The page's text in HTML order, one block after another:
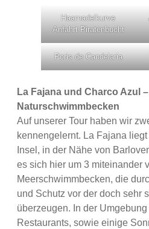
Haarnadelkurve
Anfahrt Piratenbucht
Poris de Candelaria
La Fajana und Charco Azul
Naturschwimmbecken
Auf unserer Tour haben wir
kennengelernt. La Fajana
Insel, in der Nähe von
es sich hier um 3 miteinander
Meerschwimmbecken, die
und Schutz vor der doch sehr
überzeugen. In der
Restaurants, sowie einige